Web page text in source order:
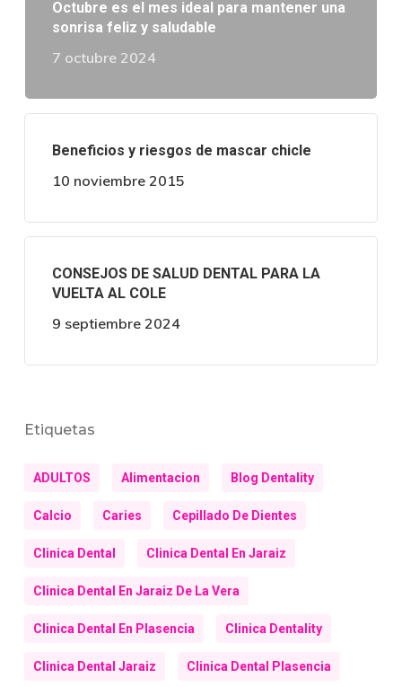
Octubre es el mes ideal para mantener una
sonrisa feliz y saludable
7 octubre 2024
Beneficios y riesgos de mascar chicle
10 noviembre 2015
CONSEJOS DE SALUD DENTAL PARA LA
VUELTA AL COLE
9 septiembre 2024
Etiquetas
ADULTOS Alimentacion Blog Dentality
Calcio Caries Cepillado De Dientes
Clinica Dental Clinica Dental En Jaraiz
Clinica Dental En Jaraiz De La Vera
Clinica Dental En Plasencia Clinica Dentality
Clinica Dental Jaraiz Clinica Dental Plasencia